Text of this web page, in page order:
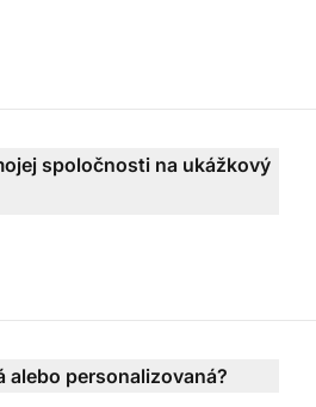
spoločnosti na ukážkový
alebo personalizovaná?